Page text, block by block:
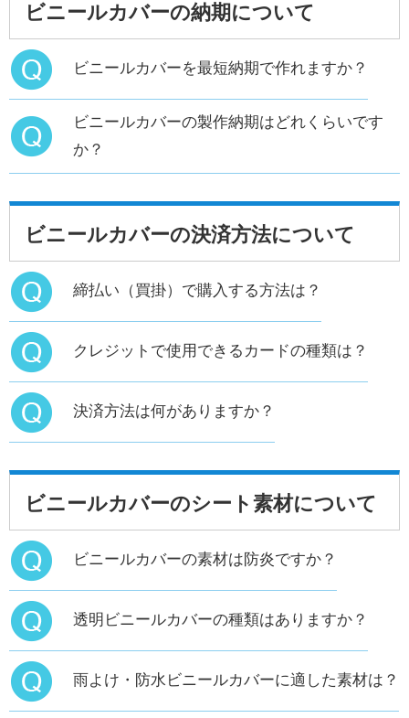
ビニールカバーの納期について
ビニールカバーを最短納期で作れますか？
ビニールカバーの製作納期はどれくらいです
か？
ビニールカバーの決済方法について
締払い（買掛）で購入する方法は？
クレジットで使用できるカードの種類は？
決済方法は何がありますか？
ビニールカバーのシート素材について
ビニールカバーの素材は防炎ですか？
透明ビニールカバーの種類はありますか？
雨よけ・防水ビニールカバーに適した素材は？